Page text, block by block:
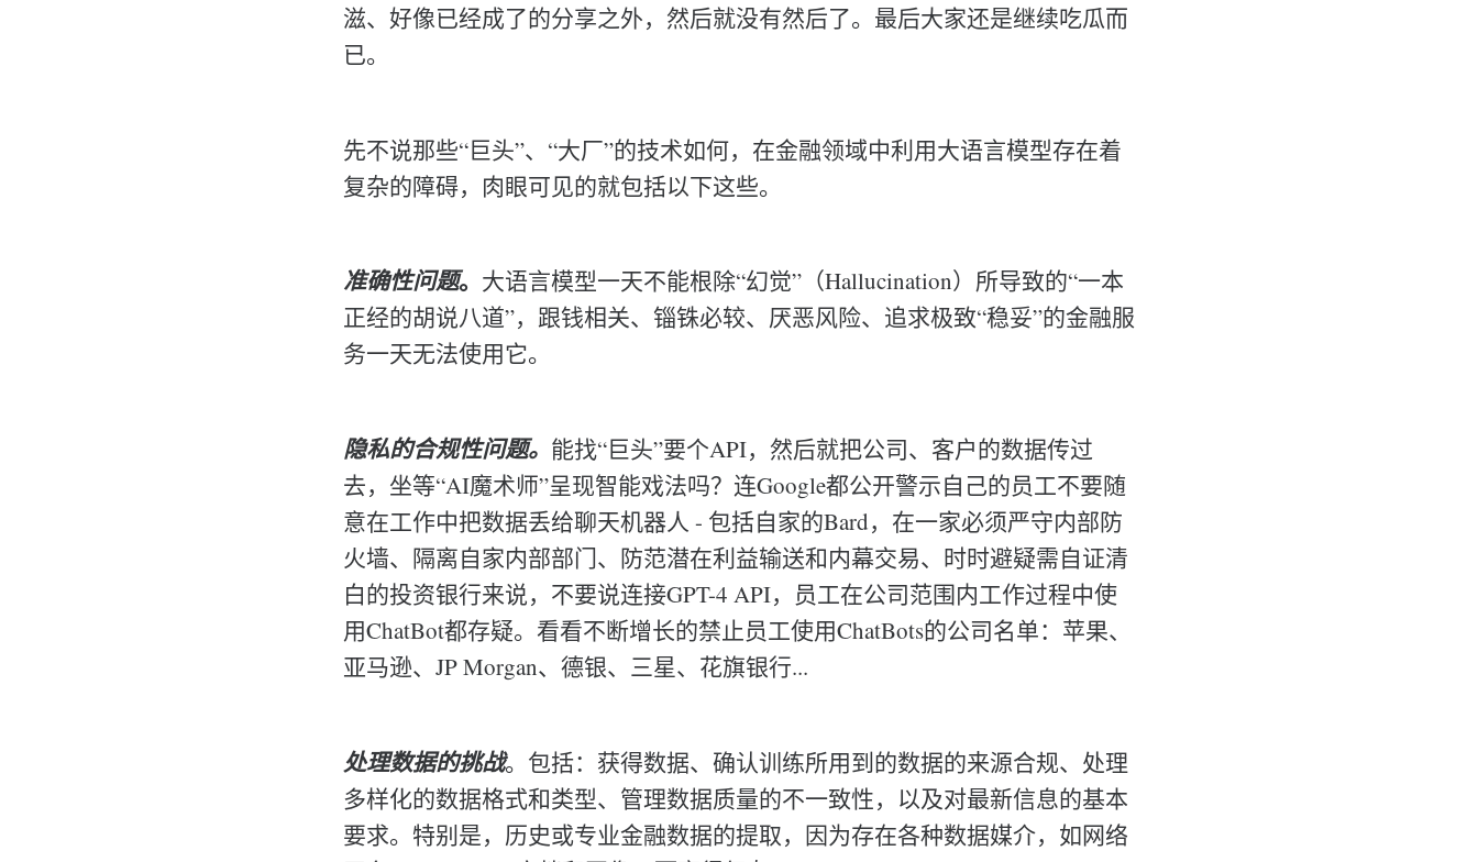
滋、好像已经成了的分享之外，然后就没有然后了。最后大家还是继续吃瓜而
已。
先不说那些“巨头”、“大厂”的技术如何，在金融领域中利用大语言模型存在着
复杂的障碍，肉眼可见的就包括以下这些。
准确性问题。 大语言模型一天不能根除“幻觉”（Hallucination）所导致的“一本
正经的胡说八道”，跟钱相关、锱铢必较、厌恶风险、追求极致“稳妥”的金融服
务一天无法使用它。
隐私的合规性问题。 能找“巨头”要个API，然后就把公司、客户的数据传过
去，坐等“AI魔术师”呈现智能戏法吗？连Google都公开警示自己的员工不要随
意在工作中把数据丢给聊天机器人 - 包括自家的Bard，在一家必须严守内部防
火墙、隔离自家内部部门、防范潜在利益输送和内幕交易、时时避疑需自证清
白的投资银行来说，不要说连接GPT-4 API，员工在公司范围内工作过程中使
用ChatBot都存疑。看看不断增长的禁止员工使用ChatBots的公司名单：苹果、
亚马逊、JP Morgan、德银、三星、花旗银行...
处理数据的挑战。包括：获得数据、确认训练所用到的数据的来源合规、处理
多样化的数据格式和类型、管理数据质量的不一致性，以及对最新信息的基本
要求。特别是，历史或专业金融数据的提取，因为存在各种数据媒介，如网络